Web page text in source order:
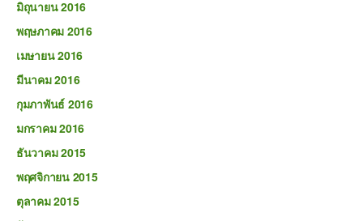
มิถุนายน 2016
พฤษภาคม 2016
เมษายน 2016
มีนาคม 2016
กุมภาพันธ์ 2016
มกราคม 2016
ธันวาคม 2015
พฤศจิกายน 2015
ตุลาคม 2015